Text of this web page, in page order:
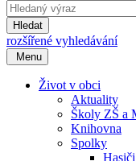
Hledat
rozšířené vyhledávání
Menu
Život v obci
Aktuality
Školy ZŠ a
Knihovna
Spolky
Hasiči